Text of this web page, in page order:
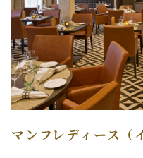
マンフレディース（